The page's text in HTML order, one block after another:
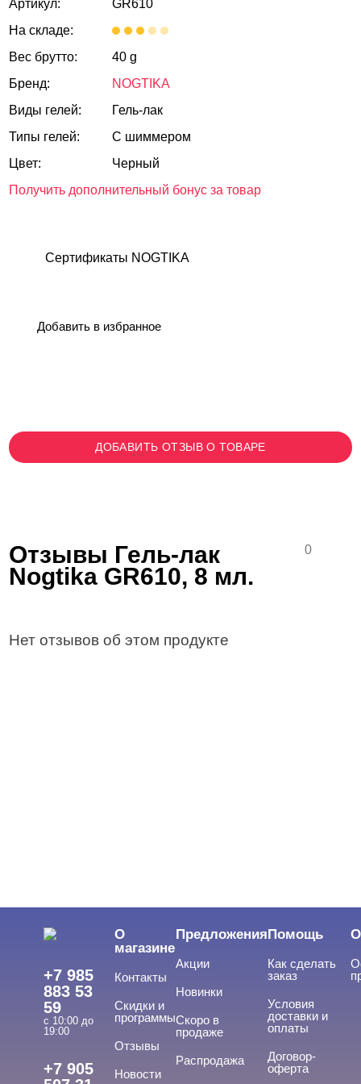
Артикул:
GR610
На складе:
Вес брутто:
40 g
Бренд:
NOGTIKA
Виды гелей:
Гель-лак
Типы гелей:
С шиммером
Цвет:
Черный
Получить дополнительный бонус за товар
Сертификаты NOGTIKA
Добавить в избранное
Отзывы Гель-лак
Nogtika GR610, 8 мл.
0
Нет отзывов об этом продукте
ДОБАВИТЬ ОТЗЫВ О ТОВАРЕ
+7 985
883 53
59
с 10:00 до
19:00
+7 905
О
магазине
Контакты
Скидки и
программы
Отзывы
Новости
Предложения
Акции
Новинки
Скоро в
продаже
Распродажа
Помощь
Как сделать
заказ
Условия
доставки и
оплаты
Договор-
оферта